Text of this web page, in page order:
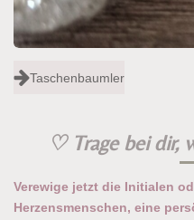
Taschenbaumler
♡ Trage bei dir,
Verewige jetzt die Initialen
Herzensmenschen, eine